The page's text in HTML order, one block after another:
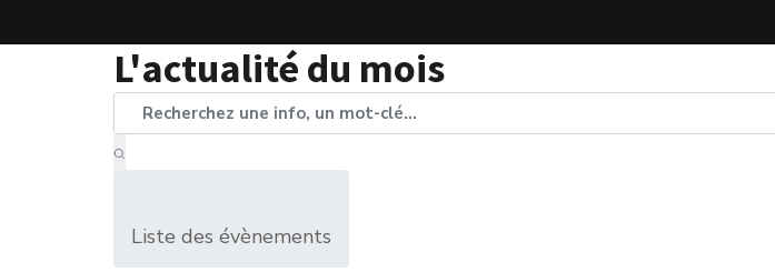
L'actualité du mois
Liste des évènements